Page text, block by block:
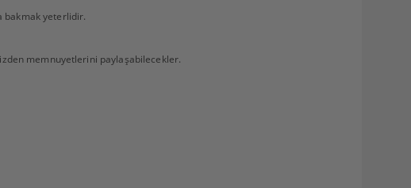
bakmak yeterlidir.
memnuyetlerini paylaşabilecekler.